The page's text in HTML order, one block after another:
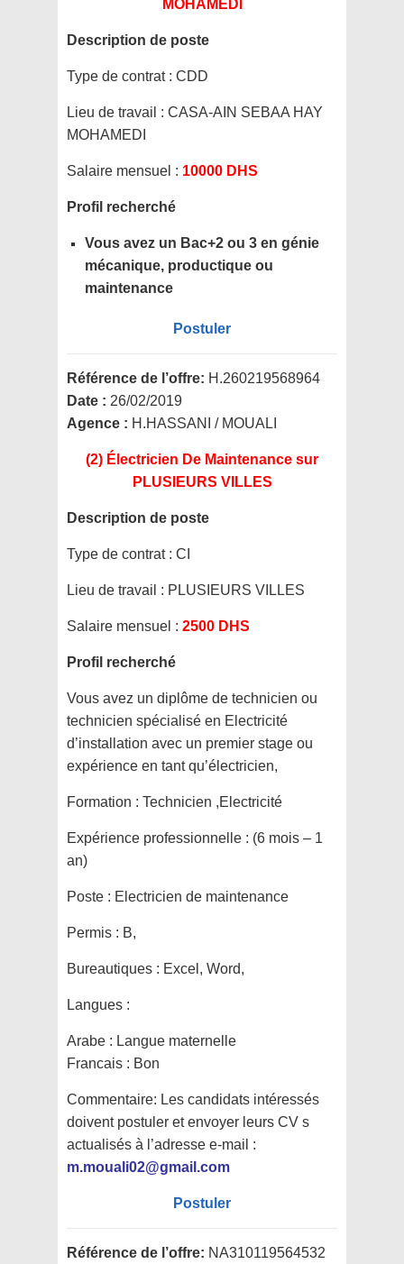
MOHAMEDI
Description de poste
Type de contrat : CDD
Lieu de travail : CASA-AIN SEBAA HAY
MOHAMEDI
Salaire mensuel : 10000 DHS
Profil recherché
Vous avez un Bac+2 ou 3 en génie
mécanique, productique ou
maintenance
Postuler
Référence de l’offre: H.260219568964
Date : 26/02/2019
Agence : H.HASSANI / MOUALI
(2) Électricien De Maintenance sur
PLUSIEURS VILLES
Description de poste
Type de contrat : CI
Lieu de travail : PLUSIEURS VILLES
Salaire mensuel : 2500 DHS
Profil recherché
Vous avez un diplôme de technicien ou
technicien spécialisé en Electricité
d’installation avec un premier stage ou
expérience en tant qu’électricien,
Formation : Technicien ,Electricité
Expérience professionnelle : (6 mois – 1
an)
Poste : Electricien de maintenance
Permis : B,
Bureautiques : Excel, Word,
Langues :
Arabe : Langue maternelle
Francais : Bon
Commentaire: Les candidats intéressés
doivent postuler et envoyer leurs CV s
actualisés à l’adresse e-mail :
m.mouali02@gmail.com
Postuler
Référence de l’offre: NA310119564532